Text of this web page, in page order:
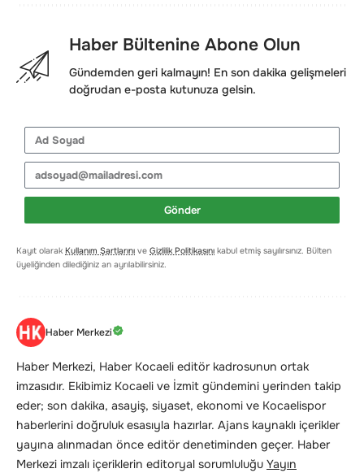
Haber Bültenine Abone Olun
Gündemden geri kalmayın! En son dakika gelişmeleri
doğrudan e-posta kutunuza gelsin.
Gönder
Kayıt olarak Kullanım Şartlarını ve Gizlilik Politikasını kabul etmiş sayılırsınız. Bülten
üyeliğinden dilediğiniz an ayrılabilirsiniz.
Haber Merkezi
Haber Merkezi, Haber Kocaeli editör kadrosunun ortak
imzasıdır. Ekibimiz Kocaeli ve İzmit gündemini yerinden takip
eder; son dakika, asayiş, siyaset, ekonomi ve Kocaelispor
haberlerini doğruluk esasıyla hazırlar. Ajans kaynaklı içerikler
yayına alınmadan önce editör denetiminden geçer. Haber
Merkezi imzalı içeriklerin editoryal sorumluluğu Yayın